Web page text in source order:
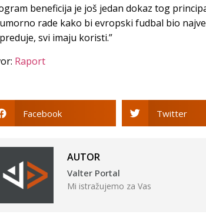
beneficija je još jedan dokaz tog
rade kako bi evropski fudbal bio
svi imaju koristi.”
Raport
Facebook Twitter
AUTOR
Valter Portal
Mi istražujemo za Vas